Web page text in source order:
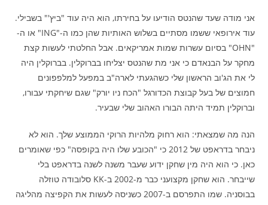
אני מודה שעד שהנטס הודיעו על בחירתו, הוא היה עוד "ביץ'" בשבילי.
עוד אירופאי ששמו מסתיים בשלוש האותיות שהן כמו ה-"ING" או ה-
"OHN" בסיום עשרות שמות אמריקאים. אבל החלטתי לעשות קצת
מחקר על הבנאדם כי אני מת שהנטס יצליחו בברוקלין. בברוקלין היה
לי את הג'וב הראשון שלי כשהגעתי לארה"ב במפעל למלפפונים
חמוצים של בעל קבוצת הכדורגל "הכח ניו יורק" שגם שיחקתי עבורו,
וברוקלין תמיד היתה הבורו האהוב שלי שבעיר.
הנה מה שמצאתי: הוא רחוק מלהיות הרוקי הממוצע שלך. הוא לא
ניבחר בדראפט של 2012 כי "הכובע שלו היה בקופסה" כפי שאומרים
כאן. כי הוא היה מין שחקן ידוע שעבר משנה לשנה בדראפט בלי
שייבחר. הוא שחקן מקצועני כבר מ-2002 ב-KK סלובודה טוזלה
בבוסניה. שמו התפרסם ב-2007 כשניסה לעשות את הקפיצה מהליגה